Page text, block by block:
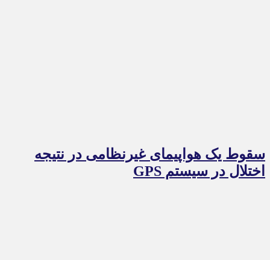
سقوط یک هواپیمای غیرنظامی در نتیجه
اختلال در سیستم‌ GPS